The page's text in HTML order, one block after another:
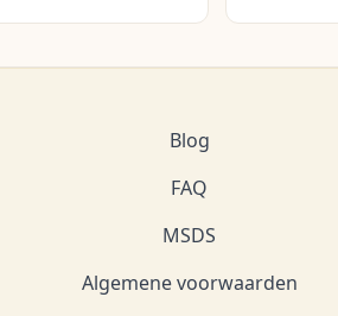
Blog
FAQ
MSDS
Algemene voorwaarden